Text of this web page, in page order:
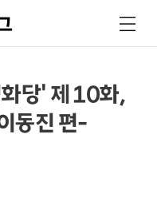
색
메
뉴
당' 제 10화,
동진 편-